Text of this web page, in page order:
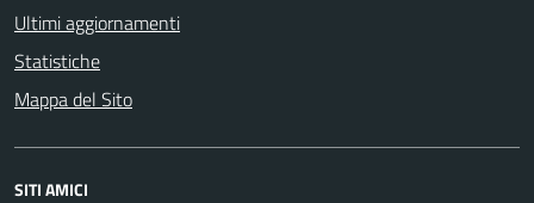
Ultimi aggiornamenti
Statistiche
Mappa del Sito
SITI AMICI